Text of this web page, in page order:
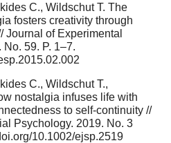
C., Wildschut T. The
fosters creativity through
Journal of Experimental
59. P. 1–7.
C., Wildschut T.,
nostalgia infuses life with
to self-continuity //
Psychology. 2019. No. 3
10.1002/ejsp.2519